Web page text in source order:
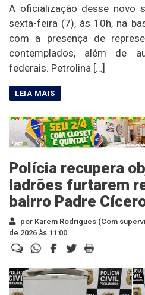
A oficialização desse novo
sexta-feira (7), às 10h, na
com a presença de
contemplados, além de
federais. Petrolina […]
Polícia recupera
ladrões furtarem
bairro Padre
por Karem Rodrigues (Com
de 2026 às 11:00